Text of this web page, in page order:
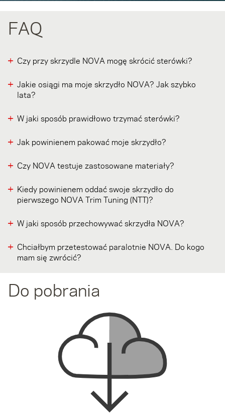
FAQ
Czy przy skrzydle NOVA mogę skrócić sterówki?
Jakie osiągi ma moje skrzydło NOVA? Jak szybko
lata?
W jaki sposób prawidłowo trzymać sterówki?
Jak powinienem pakować moje skrzydło?
Czy NOVA testuje zastosowane materiały?
Kiedy powinienem oddać swoje skrzydło do
pierwszego NOVA Trim Tuning (NTT)?
W jaki sposób przechowywać skrzydła NOVA?
Chciałbym przetestować paralotnie NOVA. Do kogo
mam się zwrócić?
Do pobrania